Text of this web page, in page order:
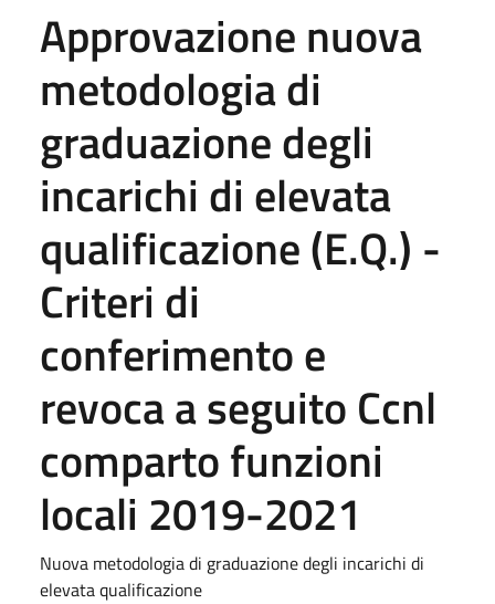
Approvazione nuova
metodologia di
graduazione degli
incarichi di elevata
qualificazione (E.Q.) -
Criteri di
conferimento e
revoca a seguito Ccnl
comparto funzioni
locali 2019-2021
Nuova metodologia di graduazione degli incarichi di
elevata qualificazione